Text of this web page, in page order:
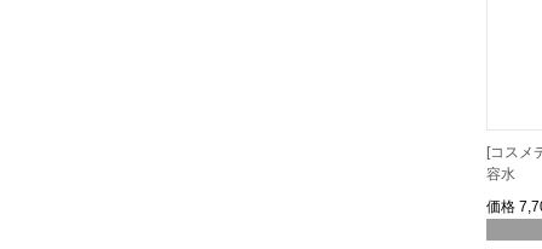
[コスメ
容水
価格